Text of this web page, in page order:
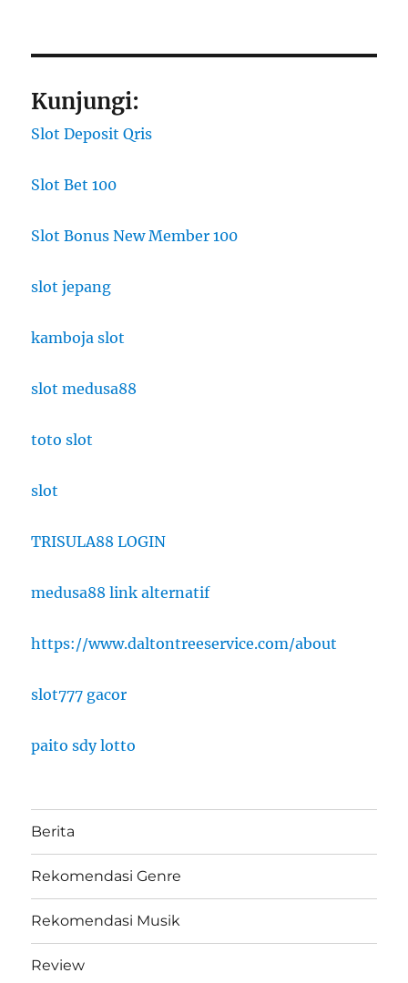
Kunjungi:
Slot Deposit Qris
Slot Bet 100
Slot Bonus New Member 100
slot jepang
kamboja slot
slot medusa88
toto slot
slot
TRISULA88 LOGIN
medusa88 link alternatif
https://www.daltontreeservice.com/about
slot777 gacor
paito sdy lotto
Berita
Rekomendasi Genre
Rekomendasi Musik
Review